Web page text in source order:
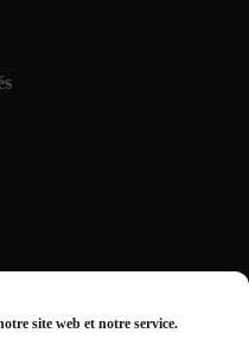
site web et notre service.